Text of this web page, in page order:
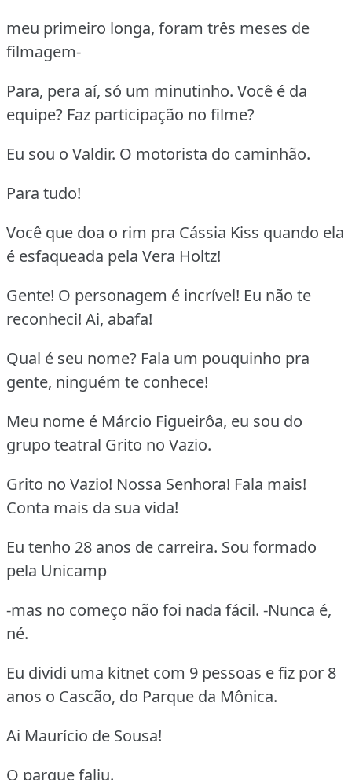
meu primeiro longa, foram três meses de
filmagem-
Para, pera aí, só um minutinho. Você é da
equipe? Faz participação no filme?
Eu sou o Valdir. O motorista do caminhão.
Para tudo!
Você que doa o rim pra Cássia Kiss quando ela
é esfaqueada pela Vera Holtz!
Gente! O personagem é incrível! Eu não te
reconheci! Ai, abafa!
Qual é seu nome? Fala um pouquinho pra
gente, ninguém te conhece!
Meu nome é Márcio Figueirôa, eu sou do
grupo teatral Grito no Vazio.
Grito no Vazio! Nossa Senhora! Fala mais!
Conta mais da sua vida!
Eu tenho 28 anos de carreira. Sou formado
pela Unicamp
-mas no começo não foi nada fácil. -Nunca é,
né.
Eu dividi uma kitnet com 9 pessoas e fiz por 8
anos o Cascão, do Parque da Mônica.
Ai Maurício de Sousa!
O parque faliu.